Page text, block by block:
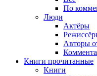
По
Люди
Актёры
Авторы
Книги прочитанные
Книги